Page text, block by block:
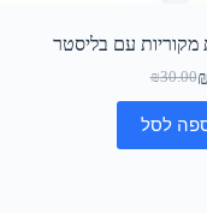
מקוריות עם בליסטר
₪30.00₪
לסל